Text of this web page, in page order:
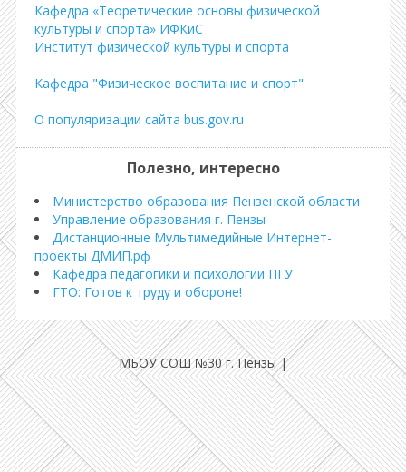
Кафедра «Теоретические основы физической
культуры и спорта» ИФКиС
Институт физической культуры и спорта
Кафедра "Физическое воспитание и спорт"
О популяризации сайта bus.gov.ru
Полезно, интересно
Министерство образования Пензенской области
Управление образования г. Пензы
Дистанционные Мультимедийные Интернет-
проекты ДМИП.рф
Кафедра педагогики и психологии ПГУ
ГТО: Готов к труду и обороне!
МБОУ СОШ №30 г. Пензы|